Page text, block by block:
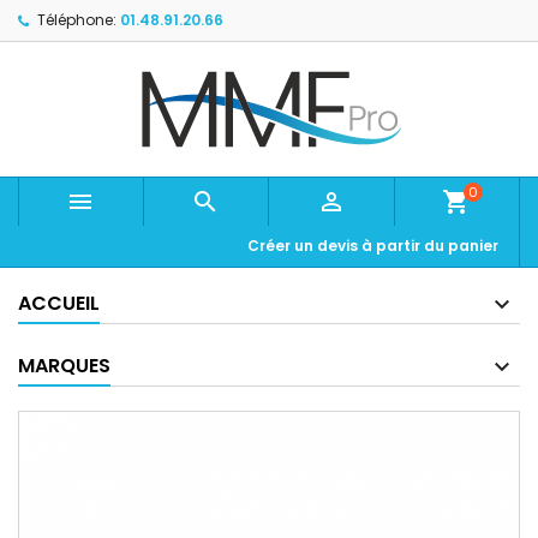
Téléphone: 01.48.91.20.66
   shopping_cart0
Créer un devis à partir du panier
ACCUEIL
MARQUES